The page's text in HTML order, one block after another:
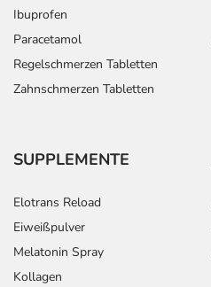
Ibuprofen
Paracetamol
Regelschmerzen Tabletten
Zahnschmerzen Tabletten
SUPPLEMENTE
Elotrans Reload
Eiweißpulver
Melatonin Spray
Kollagen